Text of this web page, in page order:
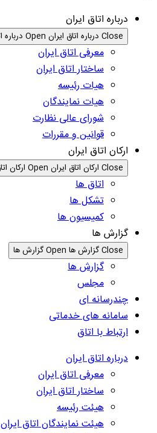
درباره اتاق ایران
Close درباره اتاق ایران Open درباره اتاق ایران
معرفی اتاق ایران
ساختار اتاق ایران
هیات رئیسه
هیات نمایندگان
شورای عالی نظارت
قوانین و مقررات
ارکان اتاق ایران
Close ارکان اتاق ایران Open ارکان اتاق ایران
اتاق ها
تشکل ها
کمیسیون ها
گزارش ها
Close گزارش ها Open گزارش ها
گزارش ها
مجلس
چندرسانه ای
سامانه های خدماتی
ارتباط با اتاق
درباره اتاق ایران
معرفی اتاق ایران
ساختار اتاق ایران
هیئت رئیسه
هیئت نمایندگان اتاق ایران